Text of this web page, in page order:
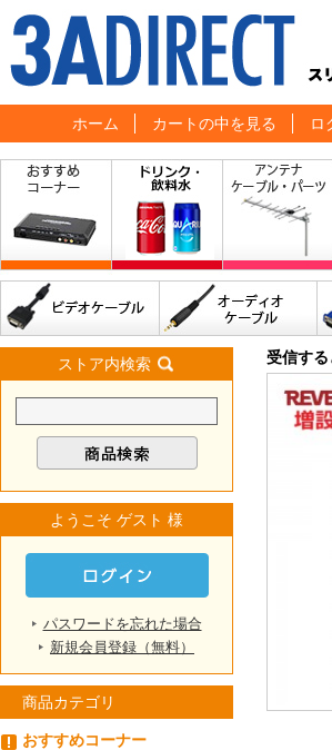
ホーム カートの中を見る ロ
ストア内検索
ようこそ ゲスト 様
パスワードを忘れた場合
新規会員登録（無料）
商品カテゴリ
おすすめコーナー
受信す